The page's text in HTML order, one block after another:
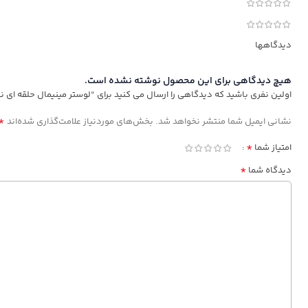
دیدگاهها
هیچ دیدگاهی برای این محصول نوشته نشده است.
اولین نفری باشید که دیدگاهی را ارسال می کنید برای “لوستر مینیمال حلقه ای نور 3 حالته با ریموت
نشانی ایمیل شما منتشر نخواهد شد. بخش‌های موردنیاز علامت‌گذاری شده‌اند
امتیاز شما *
دیدگاه شما *